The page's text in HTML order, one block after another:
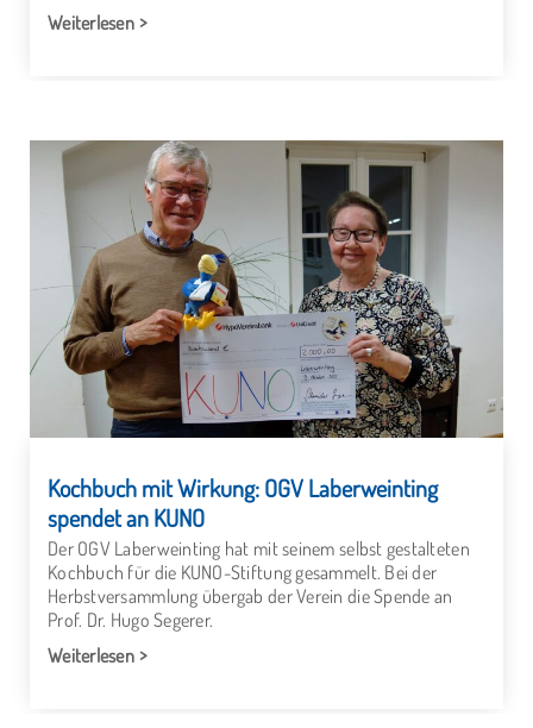
Weiterlesen
Kochbuch mit Wirkung: OGV Laberweinting
spendet an KUNO
Der OGV Laberweinting hat mit seinem selbst gestalteten
Kochbuch für die KUNO-Stiftung gesammelt. Bei der
Herbstversammlung übergab der Verein die Spende an
Prof. Dr. Hugo Segerer.
Weiterlesen